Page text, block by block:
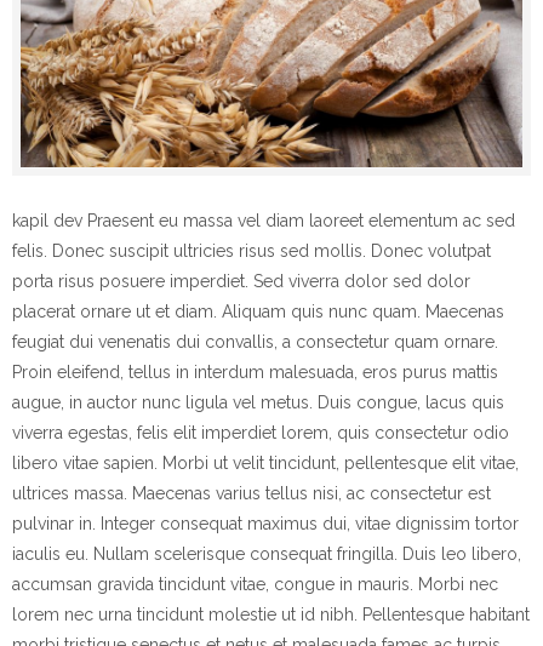
kapil dev Praesent eu massa vel diam laoreet elementum ac sed
felis. Donec suscipit ultricies risus sed mollis. Donec volutpat
porta risus posuere imperdiet. Sed viverra dolor sed dolor
placerat ornare ut et diam. Aliquam quis nunc quam. Maecenas
feugiat dui venenatis dui convallis, a consectetur quam ornare.
Proin eleifend, tellus in interdum malesuada, eros purus mattis
augue, in auctor nunc ligula vel metus. Duis congue, lacus quis
viverra egestas, felis elit imperdiet lorem, quis consectetur odio
libero vitae sapien. Morbi ut velit tincidunt, pellentesque elit vitae,
ultrices massa. Maecenas varius tellus nisi, ac consectetur est
pulvinar in. Integer consequat maximus dui, vitae dignissim tortor
iaculis eu. Nullam scelerisque consequat fringilla. Duis leo libero,
accumsan gravida tincidunt vitae, congue in mauris. Morbi nec
lorem nec urna tincidunt molestie ut id nibh. Pellentesque habitant